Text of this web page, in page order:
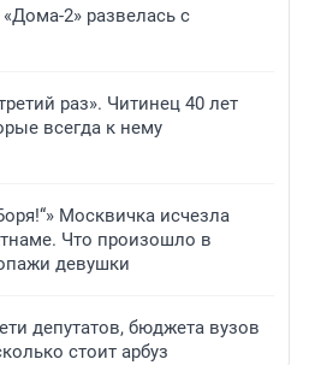
2» развелась с
раз». Читинец 40 лет
всегда к нему
Москвичка исчезла
Что произошло в
девушки
депутатов, бюджета вузов
стоит арбуз